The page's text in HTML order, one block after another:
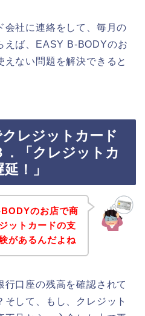
会社に連絡をして、毎月の
えば、EASY B-BODYのお
えない問題を解決できると
レジットカード
「クレジットカ
！」
のお店で商
ットカードの支
があるんだよね
行口座の残高を確認されて
して、もし、クレジット